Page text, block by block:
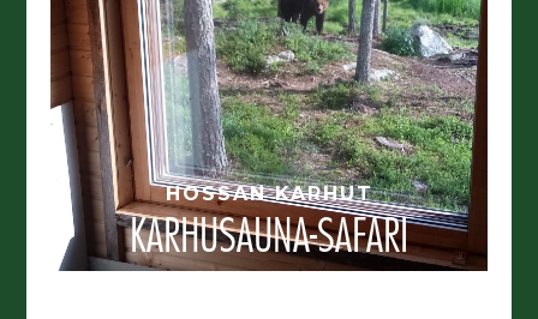
HOSSAN KARHUT
KARHUSAUNA-SAFARI